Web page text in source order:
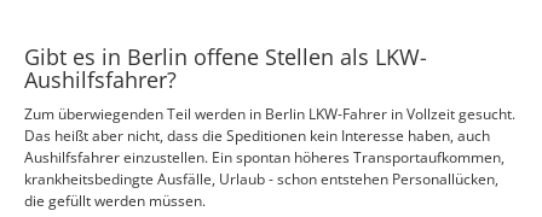
Gibt es in Berlin offene Stellen als LKW-
Aushilfsfahrer?
Zum überwiegenden Teil werden in Berlin LKW-Fahrer in Vollzeit gesucht.
Das heißt aber nicht, dass die Speditionen kein Interesse haben, auch
Aushilfsfahrer einzustellen. Ein spontan höheres Transportaufkommen,
krankheitsbedingte Ausfälle, Urlaub - schon entstehen Personallücken,
die gefüllt werden müssen.